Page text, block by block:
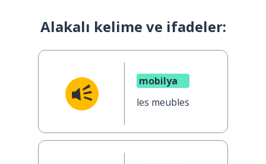
Alakalı kelime ve ifadeler:
mobilya
les meubles